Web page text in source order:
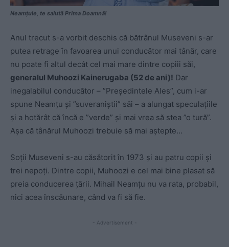
Neamțule, te salută Prima Doamnă!
Anul trecut s-a vorbit deschis că bătrânul Museveni s-ar
putea retrage în favoarea unui conducător mai tânăr, care
nu poate fi altul decât cel mai mare dintre copiii săi,
generalul Muhoozi Kainerugaba (52 de ani)! Dar
inegalabilul conducător – ”Președintele Ales”, cum i-ar
spune Neamțu și ”suveraniștii” săi – a alungat speculațiile
și a hotărât că încă e ”verde” și mai vrea să stea ”o tură”.
Așa că tânărul Muhoozi trebuie să mai aștepte…
Soții Museveni s-au căsătorit în 1973 și au patru copii și
trei nepoți. Dintre copii, Muhoozi e cel mai bine plasat să
preia conducerea țării. Mihail Neamțu nu va rata, probabil,
nici acea înscăunare, când va fi să fie.
- Advertisement -